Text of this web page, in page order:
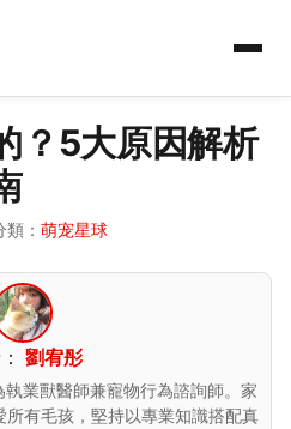
？5大原因解析
類： 萌宠星球
劉宥彤
業獸醫師兼寵物行為諮詢師。家
有毛孩，堅持以專業知識搭配真